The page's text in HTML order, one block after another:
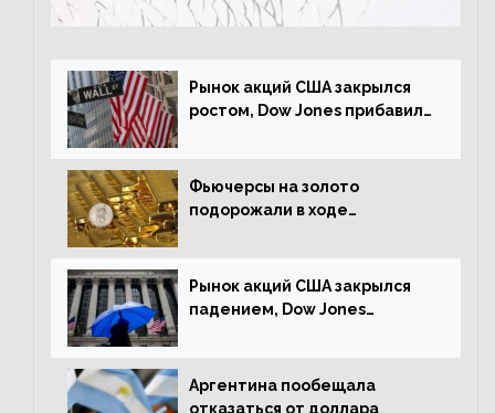
Рынок акций США закрылся
ростом, Dow Jones прибавил
Фьючерсы на золото
подорожали в ходе
Рынок акций США закрылся
падением, Dow Jones
Аргентина пообещала
отказаться от доллара